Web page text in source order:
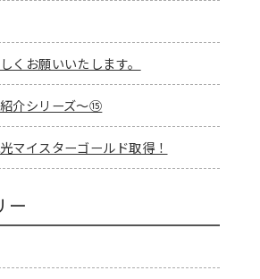
くお願いいたします。
介シリーズ～⑮
マイスターゴールド取得！
ー